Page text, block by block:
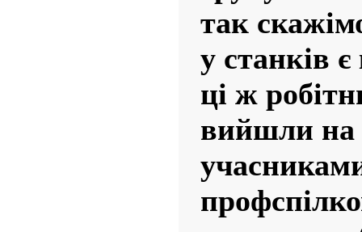
так
у станків
ці ж
вийшли на